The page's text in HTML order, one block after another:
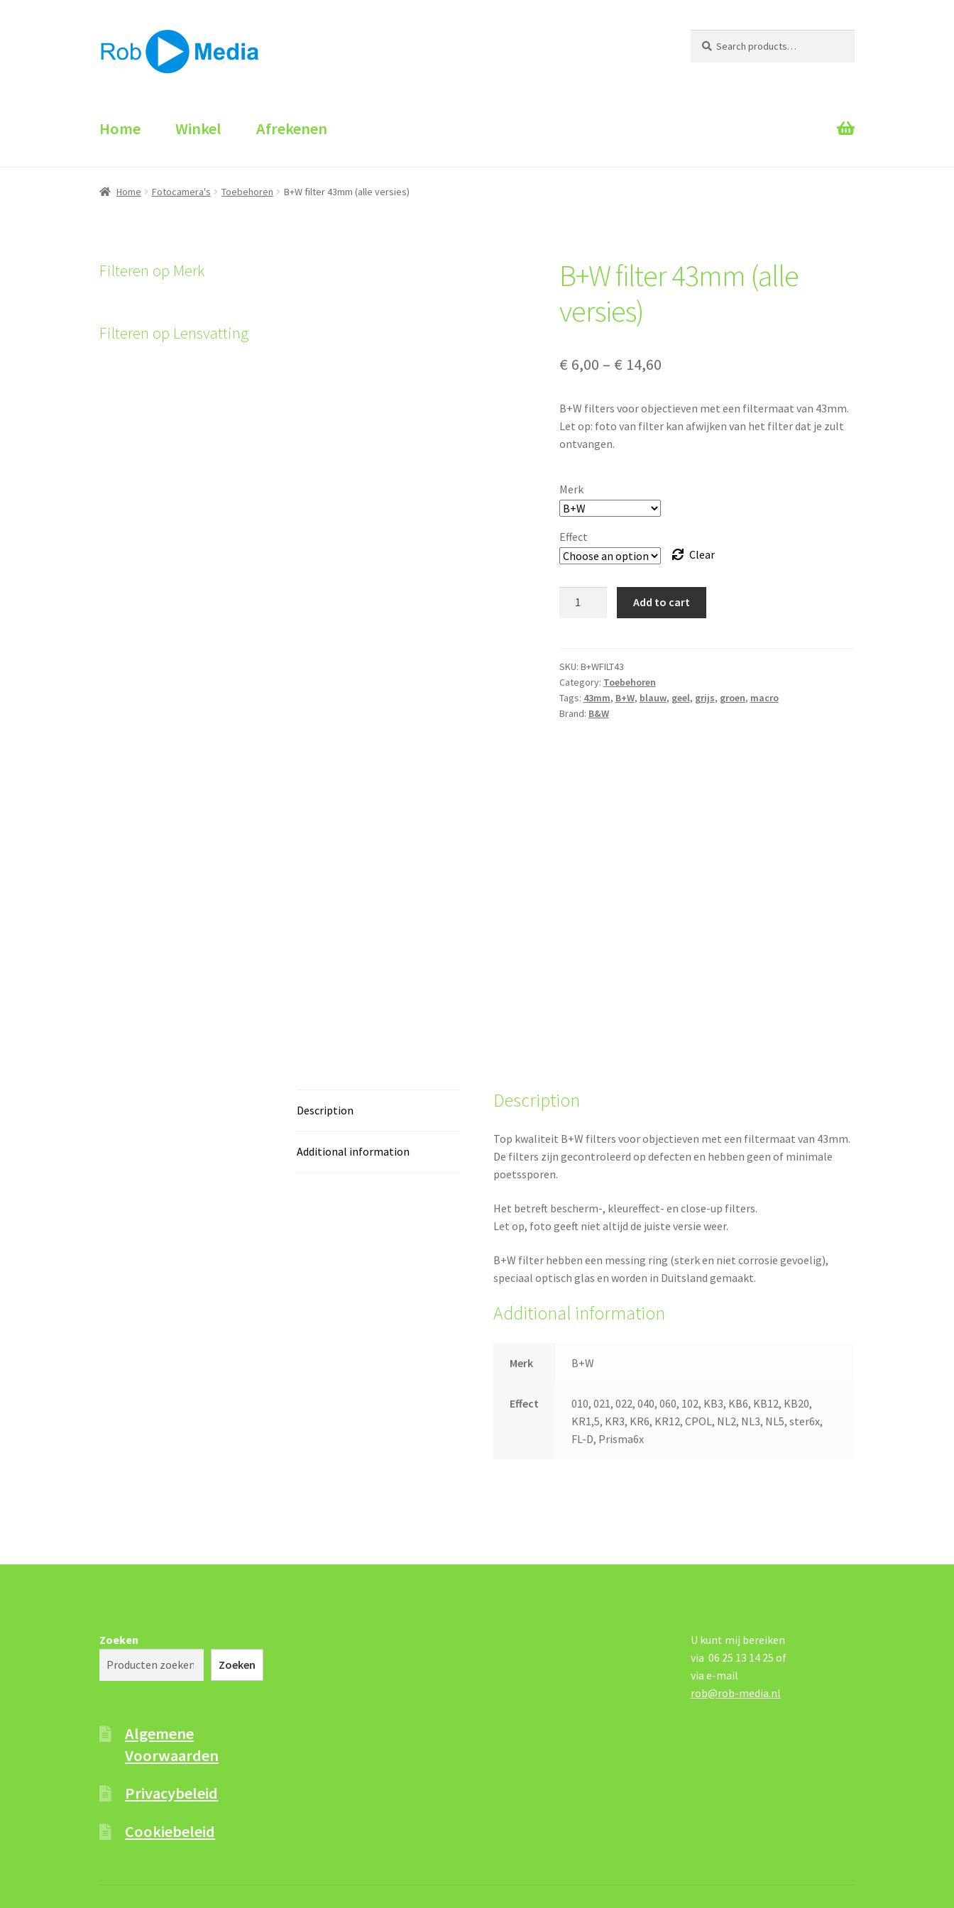
door
naar
for:
Home Winkel Afrekenen
Home Fotocamera's Toebehoren B+W filter 43mm (alle versies)
B+W filter 43mm (alle
versies)
€ 6,00 – € 14,60Price
€ 6,00
B+W filters voor objectieven met een filtermaat van 43mm.
Let op: foto van filter kan afwijken van het filter dat je zult
ontvangen.
Merk
Effect
Clear
versies)
quantity
Add to cart
SKU: B+WFILT43
Category: Toebehoren
Tags: 43mm, B+W, blauw, geel, grijs, groen, macro
Brand: B&W
Description
Additional information
Description
Top kwaliteit B+W filters voor objectieven met een filtermaat van 43mm.
De filters zijn gecontroleerd op defecten en hebben geen of minimale
poetssporen.
Het betreft bescherm-, kleureffect- en close-up filters.
Let op, foto geeft niet altijd de juiste versie weer.
B+W filter hebben een messing ring (sterk en niet corrosie gevoelig),
speciaal optisch glas en worden in Duitsland gemaakt.
Additional information
Merk B+W
Effect
010, 021, 022, 040, 060, 102, KB3, KB6, KB12, KB20,
KR1,5, KR3, KR6, KR12, CPOL, NL2, NL3, NL5, ster6x,
FL-D, Prisma6x
Filteren op Merk
Filteren op Lensvatting
Zoeken
Zoeken
Algemene
Voorwaarden
Privacybeleid
Cookiebeleid
U kunt mij bereiken
via 06 25 13 14 25 of
via e-mail
rob@rob-media.nl